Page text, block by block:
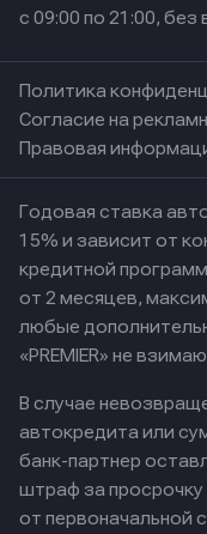
с 09:00 по 21:00, без
Политика
Согласие на
Правовая
Годовая ставка
15% и зависит от
кредитной
от 2 месяцев,
любые
«PREMIER» не
В случае
автокредита или
банк-партнер
штраф за
от первоначальной